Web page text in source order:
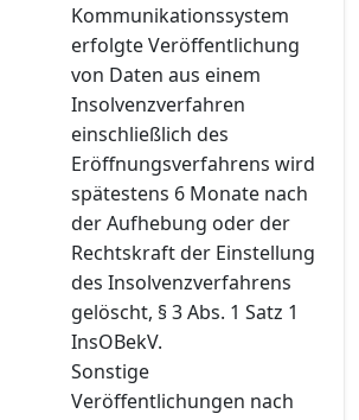
Kommunikationssystem
erfolgte Veröffentlichung
von Daten aus einem
Insolvenzverfahren
einschließlich des
Eröffnungsverfahrens wird
spätestens 6 Monate nach
der Aufhebung oder der
Rechtskraft der Einstellung
des Insolvenzverfahrens
gelöscht, § 3 Abs. 1 Satz 1
InsOBekV.
Sonstige
Veröffentlichungen nach